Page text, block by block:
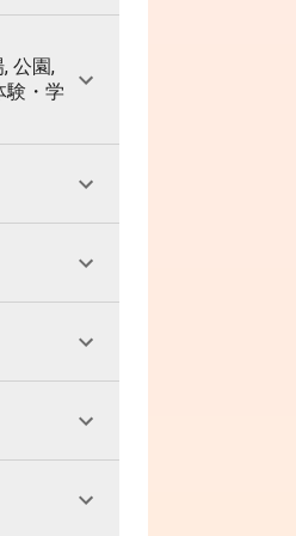
公園,
験・学